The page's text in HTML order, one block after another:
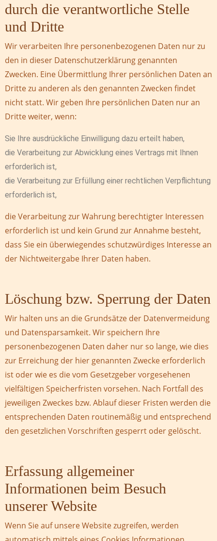
durch die verantwortliche Stelle
und Dritte
Wir verarbeiten Ihre personenbezogenen Daten nur zu
den in dieser Datenschutzerklärung genannten
Zwecken. Eine Übermittlung Ihrer persönlichen Daten an
Dritte zu anderen als den genannten Zwecken findet
nicht statt. Wir geben Ihre persönlichen Daten nur an
Dritte weiter, wenn:
Sie Ihre ausdrückliche Einwilligung dazu erteilt haben,
die Verarbeitung zur Abwicklung eines Vertrags mit Ihnen
erforderlich ist,
die Verarbeitung zur Erfüllung einer rechtlichen Verpflichtung
erforderlich ist,
die Verarbeitung zur Wahrung berechtigter Interessen
erforderlich ist und kein Grund zur Annahme besteht,
dass Sie ein überwiegendes schutzwürdiges Interesse an
der Nichtweitergabe Ihrer Daten haben.
Löschung bzw. Sperrung der Daten
Wir halten uns an die Grundsätze der Datenvermeidung
und Datensparsamkeit. Wir speichern Ihre
personenbezogenen Daten daher nur so lange, wie dies
zur Erreichung der hier genannten Zwecke erforderlich
ist oder wie es die vom Gesetzgeber vorgesehenen
vielfältigen Speicherfristen vorsehen. Nach Fortfall des
jeweiligen Zweckes bzw. Ablauf dieser Fristen werden die
entsprechenden Daten routinemäßig und entsprechend
den gesetzlichen Vorschriften gesperrt oder gelöscht.
Erfassung allgemeiner
Informationen beim Besuch
unserer Website
Wenn Sie auf unsere Website zugreifen, werden